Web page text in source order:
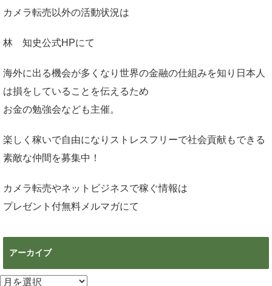
カメラ転売以外の活動状況は
林 知史公式HPにて
海外に出る機会が多くなり世界の金融の仕組みを知り日本人
は損をしていることを伝えるため
お金の勉強会なども主催。
楽しく稼いで自由になりストレスフリーで社会貢献もできる
素敵な仲間を募集中！
カメラ転売やネットビジネスで稼ぐ情報は
プレゼント付無料メルマガにて
アーカイブ
ア